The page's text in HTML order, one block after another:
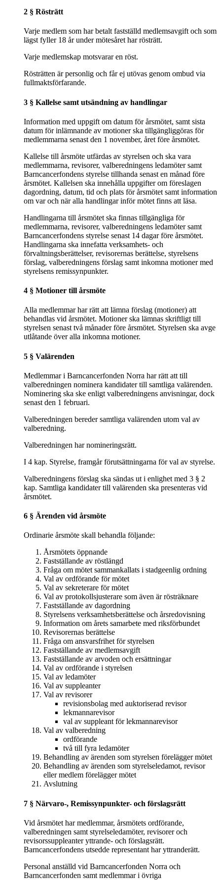
2 § Rösträtt
Varje medlem som har betalt fastställd medlemsavgift och som
lägst fyller 18 år under mötesåret har rösträtt.
Varje medlemskap motsvarar en röst.
Rösträtten är personlig och får ej utövas genom ombud via
fullmaktsförfarande.
3 § Kallelse samt utsändning av handlingar
Information med uppgift om datum för årsmötet, samt sista
datum för inlämnande av motioner ska tillgängliggöras för
medlemmarna senast den 1 november, året före årsmötet.
Kallelse till årsmöte utfärdas av styrelsen och ska vara
medlemmarna, revisorer, valberedningens ledamöter samt
Barncancerfondens styrelse tillhanda senast en månad före
årsmötet. Kallelsen ska innehålla uppgifter om föreslagen
dagordning, datum, tid och plats för årsmötet samt information
om var och när alla handlingar inför mötet finns att läsa.
Handlingarna till årsmötet ska finnas tillgängliga för
medlemmarna, revisorer, valberedningens ledamöter samt
Barncancerfondens styrelse senast 14 dagar före årsmötet.
Handlingarna ska innefatta verksamhets- och
förvaltningsberättelser, revisorernas berättelse, styrelsens
förslag, valberedningens förslag samt inkomna motioner med
styrelsens remissynpunkter.
4 § Motioner till årsmöte
Alla medlemmar har rätt att lämna förslag (motioner) att
behandlas vid årsmötet. Motioner ska lämnas skriftligt till
styrelsen senast två månader före årsmötet. Styrelsen ska avge
utlåtande över alla inkomna motioner.
5 § Valärenden
Medlemmar i Barncancerfonden Norra har rätt att till
valberedningen nominera kandidater till samtliga valärenden.
Nominering ska ske enligt valberedningens anvisningar, dock
senast den 1 februari.
Valberedningen bereder samtliga valärenden utom val av
valberedning.
Valberedningen har nomineringsrätt.
I 4 kap. Styrelse, framgår förutsättningarna för val av styrelse.
Valberedningens förslag ska sändas ut i enlighet med 3 § 2
kap. Samtliga kandidater till valärenden ska presenteras vid
årsmötet.
6 § Ärenden vid årsmöte
Ordinarie årsmöte skall behandla följande:
Årsmötets öppnande
Fastställande av röstlängd
Fråga om mötet sammankallats i stadgeenlig ordning
Val av ordförande för mötet
Val av sekreterare för mötet
Val av protokollsjusterare som även är rösträknare
Fastställande av dagordning
Styrelsens verksamhetsberättelse och årsredovisning
Information om årets samarbete med riksförbundet
Revisorernas berättelse
Fråga om ansvarsfrihet för styrelsen
Fastställande av medlemsavgift
Fastställande av arvoden och ersättningar
Val av ordförande i styrelsen
Val av ledamöter
Val av suppleanter
Val av revisorer
revisionsbolag med auktoriserad revisor
lekmannarevisor
val av suppleant för lekmannarevisor
Val av valberedning
ordförande
två till fyra ledamöter
Behandling av ärenden som styrelsen förelägger mötet
Behandling av ärenden som styrelseledamot, revisor
eller medlem förelägger mötet
Avslutning
7 § Närvaro-, Remissynpunkter- och förslagsrätt
Vid årsmötet har medlemmar, årsmötets ordförande,
valberedningen samt styrelseledamöter, revisorer och
revisorssuppleanter yttrande- och förslagsrätt.
Barncancerfondens utsedde representant har yttranderätt.
Personal anställd vid Barncancerfonden Norra och
Barncancerfonden samt medlemmar i övriga